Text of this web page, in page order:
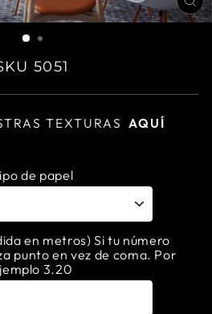
5051
TEXTURAS AQUÍ
de papel
en metros) Si tu número
punto en vez de coma. Por
3.20